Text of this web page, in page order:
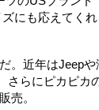
にも応えてく
。近年はJeep
さらにピカピ
売。